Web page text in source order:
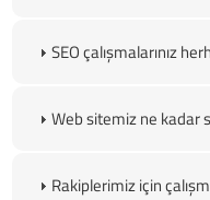
SEO çalışmalarınız
Web sitemiz ne kadar
Rakiplerimiz için